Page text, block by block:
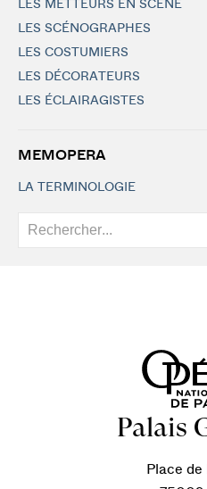
LES METTEURS EN SCÈNE
LES SCÉNOGRAPHES
LES COSTUMIERS
LES DÉCORATEURS
LES ÉCLAIRAGISTES
MEMOPERA
LA TERMINOLOGIE
Palais
Place de